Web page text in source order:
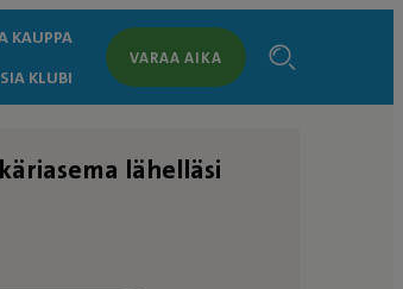
KAUPPA
KLUBI
VARAA AIKA
lähelläsi